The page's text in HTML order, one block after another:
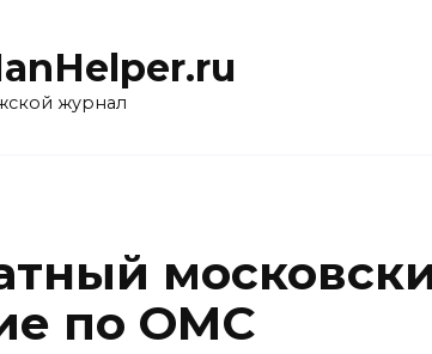
журнал
по ОМС